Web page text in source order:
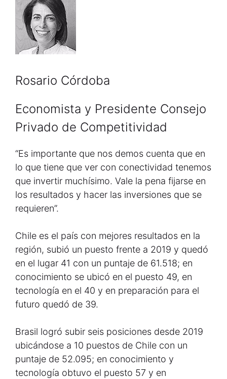
Rosario Córdoba
Economista y Presidente Consejo
Privado de Competitividad
“Es importante que nos demos cuenta que en
lo que tiene que ver con conectividad tenemos
que invertir muchísimo. Vale la pena fijarse en
los resultados y hacer las inversiones que se
requieren”.
Chile es el país con mejores resultados en la
región, subió un puesto frente a 2019 y quedó
en el lugar 41 con un puntaje de 61.518; en
conocimiento se ubicó en el puesto 49, en
tecnología en el 40 y en preparación para el
futuro quedó de 39.
Brasil logró subir seis posiciones desde 2019
ubicándose a 10 puestos de Chile con un
puntaje de 52.095; en conocimiento y
tecnología obtuvo el puesto 57 y en